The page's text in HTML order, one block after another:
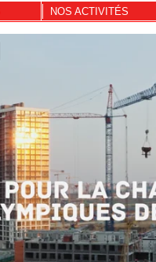
NOS ACTIVITÉS